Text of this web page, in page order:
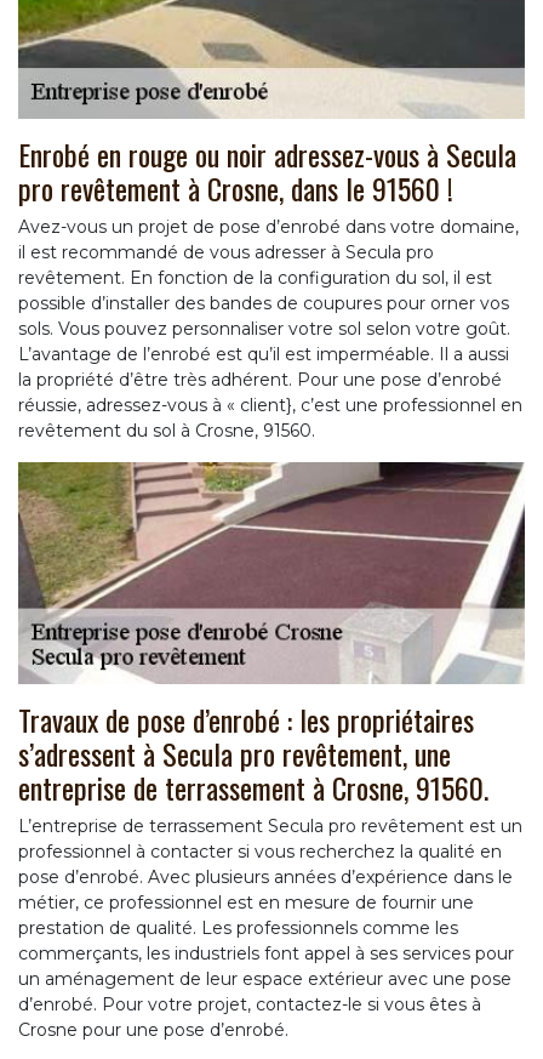
Enrobé en rouge ou noir adressez-vous à Secula
pro revêtement à Crosne, dans le 91560 !
Avez-vous un projet de pose d’enrobé dans votre domaine,
il est recommandé de vous adresser à Secula pro
revêtement. En fonction de la configuration du sol, il est
possible d’installer des bandes de coupures pour orner vos
sols. Vous pouvez personnaliser votre sol selon votre goût.
L’avantage de l’enrobé est qu’il est imperméable. Il a aussi
la propriété d’être très adhérent. Pour une pose d’enrobé
réussie, adressez-vous à « client}, c’est une professionnel en
revêtement du sol à Crosne, 91560.
Travaux de pose d’enrobé : les propriétaires
s’adressent à Secula pro revêtement, une
entreprise de terrassement à Crosne, 91560.
L’entreprise de terrassement Secula pro revêtement est un
professionnel à contacter si vous recherchez la qualité en
pose d’enrobé. Avec plusieurs années d’expérience dans le
métier, ce professionnel est en mesure de fournir une
prestation de qualité. Les professionnels comme les
commerçants, les industriels font appel à ses services pour
un aménagement de leur espace extérieur avec une pose
d’enrobé. Pour votre projet, contactez-le si vous êtes à
Crosne pour une pose d’enrobé.